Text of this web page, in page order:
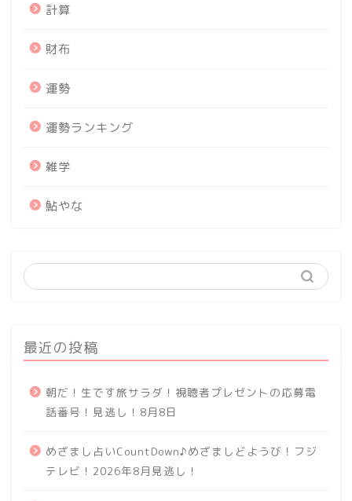
計算
財布
運勢
運勢ランキング
雑学
鮎やな
最近の投稿
朝だ！生です旅サラダ！視聴者プレゼントの応募電
話番号！見逃し！8月8日
めざまし占いCountDown♪めざましどようび！フジ
テレビ！2026年8月見逃し！